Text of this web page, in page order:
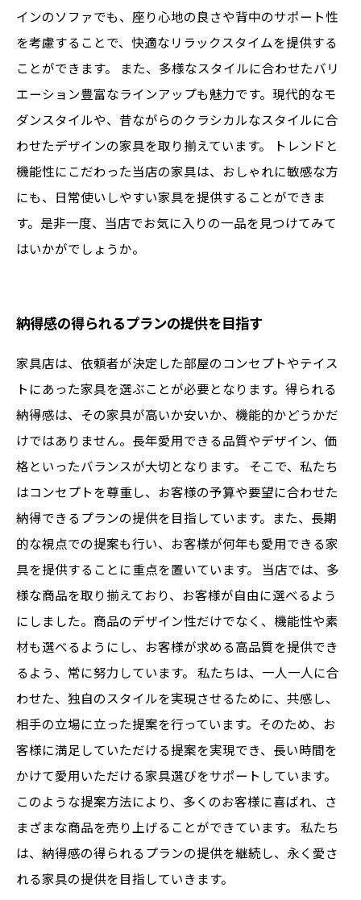
インのソファでも、座り心地の良さや背中のサポート性
を考慮することで、快適なリラックスタイムを提供する
ことができます。 また、多様なスタイルに合わせたバリ
エーション豊富なラインアップも魅力です。現代的なモ
ダンスタイルや、昔ながらのクラシカルなスタイルに合
わせたデザインの家具を取り揃えています。 トレンドと
機能性にこだわった当店の家具は、おしゃれに敏感な方
にも、日常使いしやすい家具を提供することができま
す。是非一度、当店でお気に入りの一品を見つけてみて
はいかがでしょうか。
納得感の得られるプランの提供を目指す
家具店は、依頼者が決定した部屋のコンセプトやテイス
トにあった家具を選ぶことが必要となります。得られる
納得感は、その家具が高いか安いか、機能的かどうかだ
けではありません。長年愛用できる品質やデザイン、価
格といったバランスが大切となります。 そこで、私たち
はコンセプトを尊重し、お客様の予算や要望に合わせた
納得できるプランの提供を目指しています。また、長期
的な視点での提案も行い、お客様が何年も愛用できる家
具を提供することに重点を置いています。 当店では、多
様な商品を取り揃えており、お客様が自由に選べるよう
にしました。商品のデザイン性だけでなく、機能性や素
材も選べるようにし、お客様が求める高品質を提供でき
るよう、常に努力しています。 私たちは、一人一人に合
わせた、独自のスタイルを実現させるために、共感し、
相手の立場に立った提案を行っています。そのため、お
客様に満足していただける提案を実現でき、長い時間を
かけて愛用いただける家具選びをサポートしています。
このような提案方法により、多くのお客様に喜ばれ、さ
まざまな商品を売り上げることができています。 私たち
は、納得感の得られるプランの提供を継続し、永く愛さ
れる家具の提供を目指していきます。